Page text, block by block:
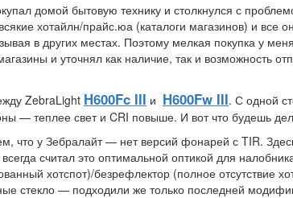
домой бытовую технику и столкнулся с
хотайлн/прайс.юа (каталоги магазинов) и все
в других местах. Поэтому мелкая покупка у
и уточнял как наличие, так и возможность
ZebraLight H600Fc III и H600Fw III. С одной
— теплее свет и CRI повыше. И вот что будешь
что у Зебралайт — нет версий фонарей с TIR.
считал это оптимальной оптикой для
хотспот)/безрефлектор (полное отсутствие
стекло — подходили же только последней